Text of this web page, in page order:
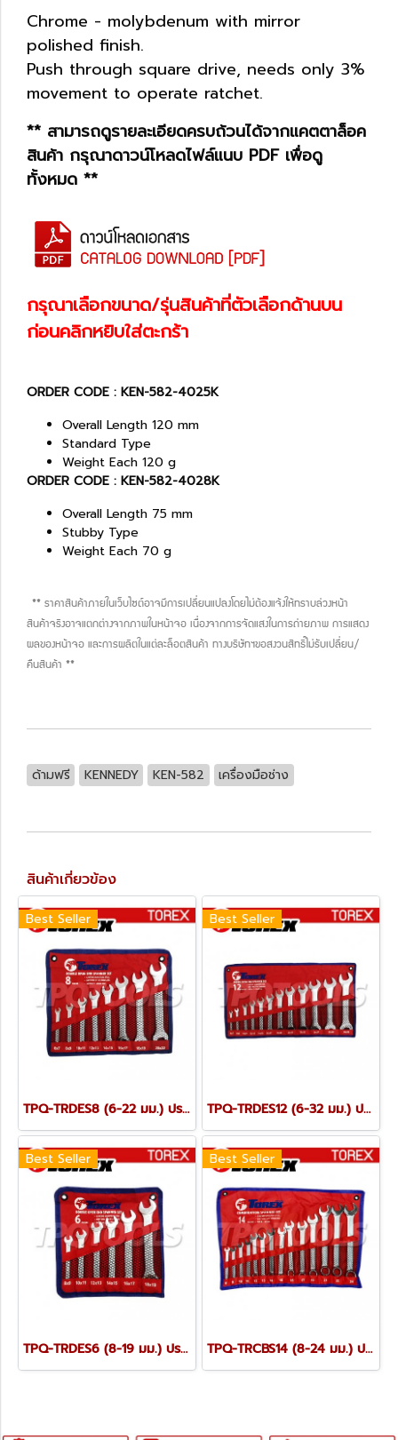
Chrome - molybdenum with mirror
polished finish.
Push through square drive, needs only 3%
movement to operate ratchet.
** สามารถดูรายละเอียดครบถ้วนได้จากแคตตาล็อค
สินค้า กรุณาดาวน์โหลดไฟล์แนบ PDF เพื่อดู
ทั้งหมด **
กรุณาเลือกขนาด/รุ่นสินค้าที่ตัวเลือกด้านบน
ก่อนคลิกหยิบใส่ตะกร้า
ORDER CODE : KEN-582-4025K
Overall Length 120 mm
Standard Type
Weight Each 120 g
ORDER CODE : KEN-582-4028K
Overall Length 75 mm
Stubby Type
Weight Each 70 g
** ราคาสินค้าภายในเว็บไซต์อาจมีการเปลี่ยนแปลงโดยไม่ต้องแจ้งให้ทราบล่วงหน้า
สินค้าจริงอาจแตกต่างจากภาพในหน้าจอ เนื่องจากการจัดแสงในการถ่ายภาพ การแสดง
ผลของหน้าจอ และการผลิตในแต่ละล็อตสินค้า ทางบริษัทฯขอสงวนสิทธิ์ไม่รับเปลี่ยน/
คืนสินค้า **
ด้ามฟรี KENNEDY KEN-582 เครื่องมือช่าง
สินค้าเกี่ยวข้อง
Best Seller
TPQ-TRDES8 (6-22 มม.) ประแจปากตายชุด 8 ตัว TOREX
Best Seller
TPQ-TRDES12 (6-32 มม.) ประแจปากตายชุด 12 ตัว TOREX
Best Seller
TPQ-TRDES6 (8-19 มม.) ประแจปากตายชุด 6 ตัว TOREX
Best Seller
TPQ-TRCBS14 (8-24 มม.) ประแจแหวนข้างปากตายชุด 14 ตัว TOREX